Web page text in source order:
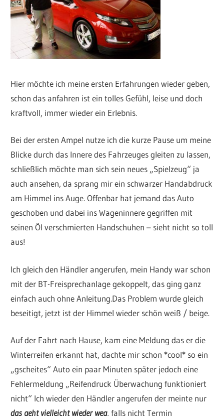
Hier möchte ich meine ersten Erfahrungen wieder geben,
schon das anfahren ist ein tolles Gefühl, leise und doch
kraftvoll, immer wieder ein Erlebnis.
Bei der ersten Ampel nutze ich die kurze Pause um meine
Blicke durch das Innere des Fahrzeuges gleiten zu lassen,
schließlich möchte man sich sein neues „Spielzeug“ ja
auch ansehen, da sprang mir ein schwarzer Handabdruck
am Himmel ins Auge. Offenbar hat jemand das Auto
geschoben und dabei ins Wageninnere gegriffen mit
seinen Öl verschmierten Handschuhen – sieht nicht so toll
aus!
Ich gleich den Händler angerufen, mein Handy war schon
mit der BT-Freisprechanlage gekoppelt, das ging ganz
einfach auch ohne Anleitung.Das Problem wurde gleich
beseitigt, jetzt ist der Himmel wieder schön weiß / beige.
Auf der Fahrt nach Hause, kam eine Meldung das er die
Winterreifen erkannt hat, dachte mir schon *cool* so ein
„gscheites“ Auto ein paar Minuten später jedoch eine
Fehlermeldung „Reifendruck Überwachung funktioniert
nicht“ Ich wieder den Händler angerufen der meinte nur
das geht vielleicht wieder weg, falls nicht Termin